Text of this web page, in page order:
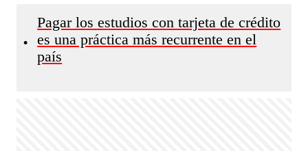
•
Pagar los estudios con tarjeta de crédito
es una práctica más recurrente en el
país